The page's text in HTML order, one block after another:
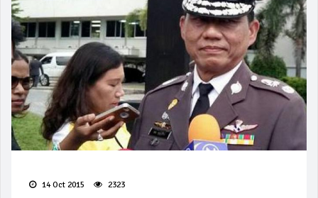
14 Oct 2015 2323